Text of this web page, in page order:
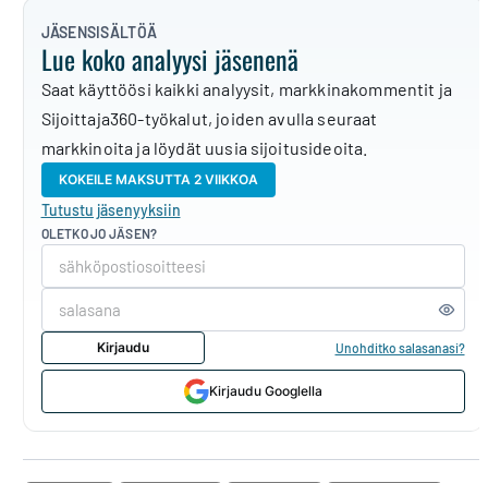
JÄSENSISÄLTÖÄ
Lue koko analyysi jäsenenä
Saat käyttöösi kaikki analyysit, markkinakommentit ja
Sijoittaja360-työkalut, joiden avulla seuraat
markkinoita ja löydät uusia sijoitusideoita.
KOKEILE MAKSUTTA 2 VIIKKOA
Tutustu jäsenyyksiin
OLETKO JO JÄSEN?
Kirjaudu Unohditko salasanasi?
Kirjaudu Googlella